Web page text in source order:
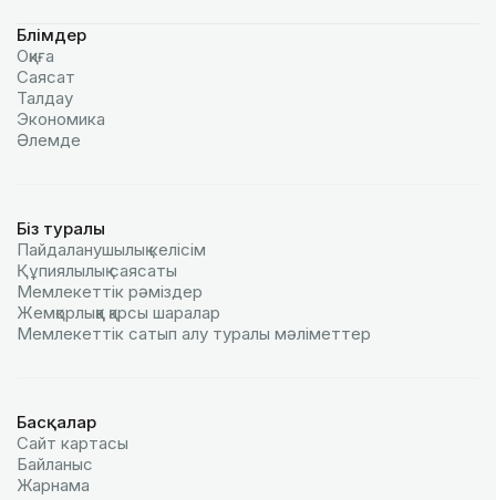
Бөлімдер
Оқиға
Саясат
Талдау
Экономика
Әлемде
Біз туралы
Пайдаланушылық келiciм
Құпиялылық саясаты
Мемлекеттік рәміздер
Жемқорлыққа қарсы шаралар
Мемлекеттік сатып алу туралы мәлiметтер
Басқалар
Сайт картасы
Байланыс
Жарнама